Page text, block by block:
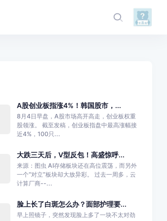
A股创业板指涨4%！韩国股市，...
8月4日早盘，A股市场高开高走，创业板权重
股领涨。 截至发稿，创业板指盘中最高涨幅接
近4%，100只...
大跌三天后，V型反包！高盛惊呼...
来源：图虫 AI存储板块还在高位震荡，而另外
一个“对立”板块却大放异彩。 过去一周多，云
计算厂商--...
脸上长了白斑怎么办？面部护理要...
早上照镜子，突然发现脸上多了一块不太对劲